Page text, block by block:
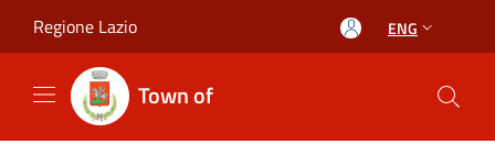
Regione Lazio ENG
Town of